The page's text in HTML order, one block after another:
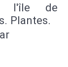
l'île de
Plantes.